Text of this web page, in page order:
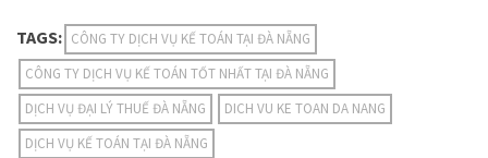
TAGS: CÔNG TY DỊCH VỤ KẾ TOÁN TẠI ĐÀ NẴNG
CÔNG TY DỊCH VỤ KẾ TOÁN TỐT NHẤT TẠI ĐÀ NẴNG
DỊCH VỤ ĐẠI LÝ THUẾ ĐÀ NẴNG
DICH VU KE TOAN DA NANG
DỊCH VỤ KẾ TOÁN TẠI ĐÀ NẴNG